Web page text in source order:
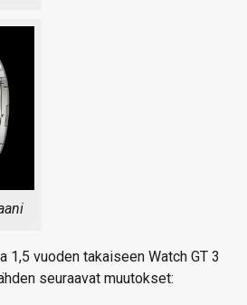
1,5 vuoden takaiseen Watch GT 3
seuraavat muutokset: